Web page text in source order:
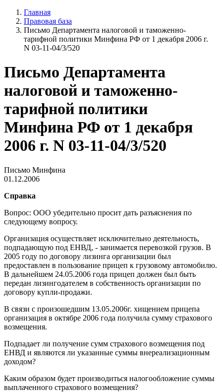
Главная
Правовая база
Письмо Департамента налоговой и таможенно-
тарифной политики Минфина РФ от 1 декабря 2006 г.
N 03-11-04/3/520
Письмо Департамента
налоговой и таможенно-
тарифной политики
Минфина РФ от 1 декабря
2006 г. N 03-11-04/3/520
Письмо Минфина
01.12.2006
Справка
Вопрос: ООО убедительно просит дать разъяснения по
следующему вопросу.
Организация осуществляет исключительно деятельность,
подпадающую под ЕНВД, - занимается перевозкой грузов. В
2005 году по договору лизинга организации был
предоставлен в пользование прицеп к грузовому автомобилю.
В дальнейшем 24.05.2006 года прицеп должен был быть
передан лизингодателем в собственность организации по
договору купли-продажи.
В связи с произошедшим 13.05.2006г. хищением прицепа
организация в октябре 2006 года получила сумму страхового
возмещения.
Подпадает ли получение сумм страхового возмещения под
ЕНВД и являются ли указанные суммы внереализационным
доходом?
Каким образом будет производиться налогообложение суммы
выплаченного страхового возмещения?